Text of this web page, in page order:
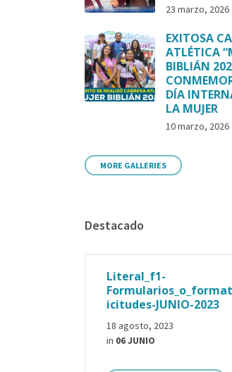
23 marzo, 2026
EXITOSA
ATLÉTICA
BIBLIÁN
DÍA
LA MUJER
10 marzo, 2026
MORE GALLERIES
Destacado
Literal_f1-
icitudes-JUNIO-2023
18 agosto, 2023
in 06 JUNIO